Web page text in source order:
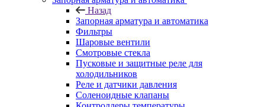
Назад
Запорная арматура и автоматика
Фильтры
Шаровые вентили
Смотровые стекла
Пусковые и защитные реле для
холодильников
Реле и датчики давления
Соленоидные клапаны